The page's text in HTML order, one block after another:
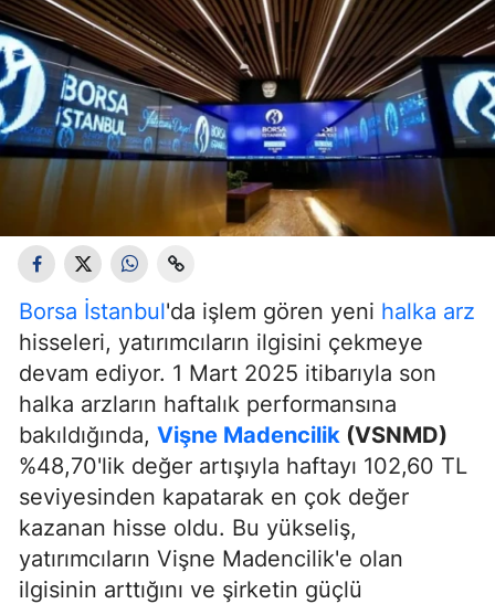
Borsa İstanbul'da işlem gören yeni halka arz
hisseleri, yatırımcıların ilgisini çekmeye
devam ediyor. 1 Mart 2025 itibarıyla son
halka arzların haftalık performansına
bakıldığında, Vişne Madencilik (VSNMD)
%48,70'lik değer artışıyla haftayı 102,60 TL
seviyesinden kapatarak en çok değer
kazanan hisse oldu. Bu yükseliş,
yatırımcıların Vişne Madencilik'e olan
ilgisinin arttığını ve şirketin güçlü